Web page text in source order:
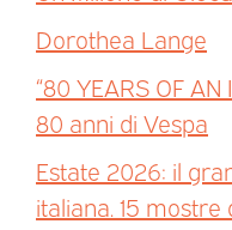
Dorothea Lange
“80 YEARS OF AN
80 anni di Vespa
Estate 2026: il
italiana. 15